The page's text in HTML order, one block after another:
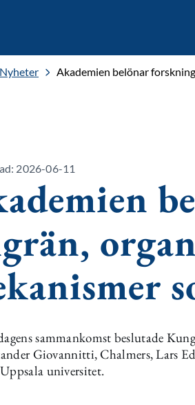
Nyheter Akademien belönar
2026-06-11
sammankomst beslutade
Giovannitti, Chalmers, Lars
universitet.